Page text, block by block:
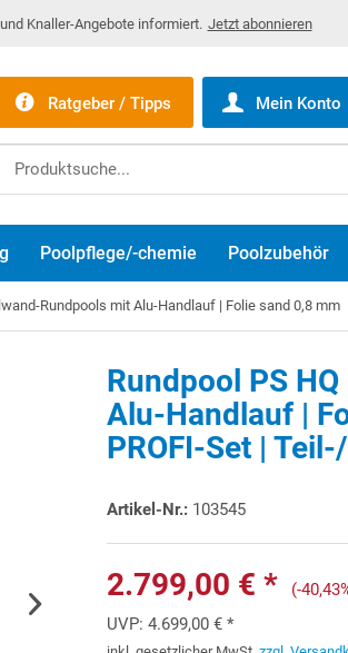
Knaller-Angebote informiert. Jetzt abonnieren
Ratgeber / Tipps Mein Konto
Poolpflege/-chemie Poolzubehör
Rundpools mit Alu-Handlauf | Folie sand 0,8 mm
Rundpool PS
Alu-Handlauf |
PROFI-Set |
Artikel-Nr.: 103545
2.799,00 € *
(-
UVP:4.699,00 € *